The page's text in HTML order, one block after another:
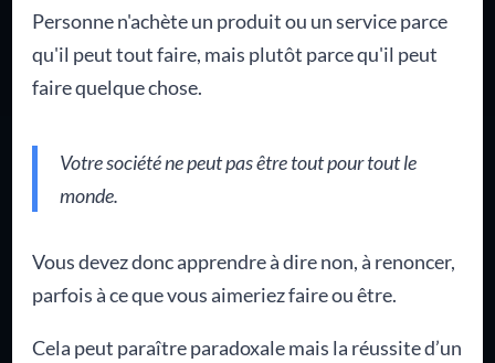
Personne n'achète un produit ou un service parce
qu'il peut tout faire, mais plutôt parce qu'il peut
faire quelque chose.
Votre société ne peut pas être tout pour tout le
monde.
Vous devez donc apprendre à dire non, à renoncer,
parfois à ce que vous aimeriez faire ou être.
Cela peut paraître paradoxale mais la réussite d’un